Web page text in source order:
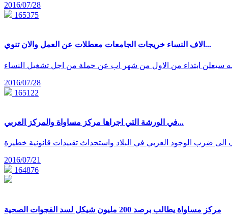
2016/07/28
165375
اﻻف النساء خريجات الجامعات معطلات عن العمل واﻻن تنوي...
2016/07/28
165122
في الورشة التي اجراها مركز مساواة والمركز العربي...
2016/07/21
164876
مركز مساواة يطالب برصد 200 مليون شيكل لسد الفجوات الصحية